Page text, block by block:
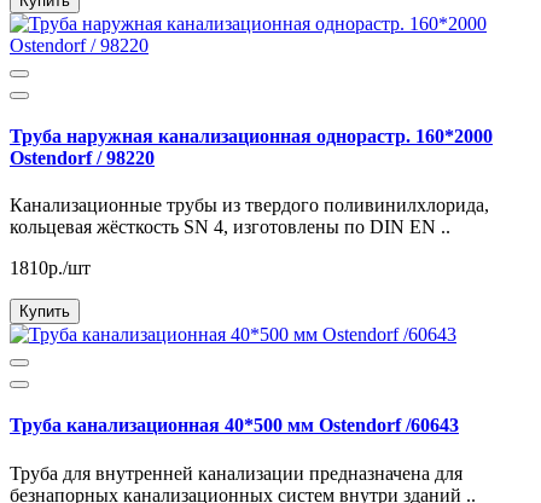
Труба наружная канализационная однорастр. 160*2000
Ostendorf / 98220
Канализационные трубы из твердого поливинилхлорида,
кольцевая жёсткость SN 4, изготовлены по DIN EN ..
1810р./шт
Купить
Труба канализационная 40*500 мм Ostendorf /60643
Труба для внутренней канализации предназначена для
безнапорных канализационных систем внутри зданий ..